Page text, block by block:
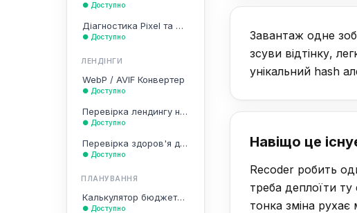
● Доступно
Діагностика Pixel та CAPI
● Доступно
ЛЕНДІНГИ
WebP / AVIF Конвертер
● Доступно
Перевірка лендингу на комплаєнс
● Доступно
Перевірка здоров'я домена
● Доступно
ПЛАНУВАННЯ
Калькулятор бюджету та частоти
● Доступно
Завантаж одне
зсуви відтінку,
унікальний hash
Навіщо це
Recoder робить
треба деплоїти
тонка зміна рухає